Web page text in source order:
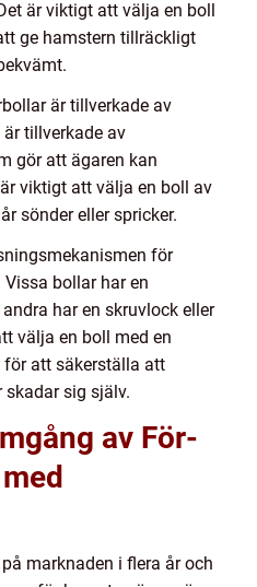
är viktigt att välja en boll
ge hamstern tillräckligt
är tillverkade av
tillverkade av
gör att ägaren kan
viktigt att välja en boll av
sönder eller spricker.
för
bollar har en
har en skruvlock eller
välja en boll med en
att säkerställa att
skadar sig själv.
av För-
marknaden i flera år och